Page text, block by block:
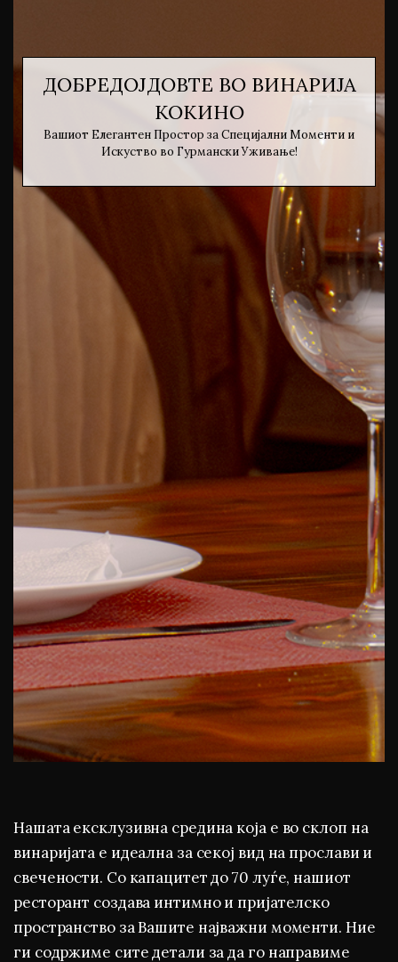
ДОБРЕДОЈДОВТЕ ВО ВИНАРИЈА
КОКИНО
Вашиот Елегантен Простор за Специјални Моменти и
Искуство во Гурмански Уживање!
Нашата ексклузивна средина која е во склоп на
винаријата е идеална за секој вид на прослави и
свечености. Со капацитет до 70 луѓе, нашиот
ресторант создава интимно и пријателско
пространство за Вашите најважни моменти. Ние
ги содржиме сите детали за да го направиме